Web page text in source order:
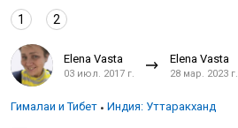
1 2
Elena Vasta
03 июл. 2017 г.
Elena Vasta
28 мар. 2023 г.
Гималаи и Тибет Индия: Уттаракханд